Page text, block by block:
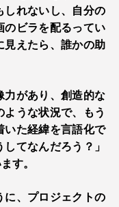
しれないし、自分の
のビラを配るってい
見えたら、誰かの助
力があり、創造的な
ような状況で、もう
いた経緯を言語化で
てなんだろう？」
す。
に、プロジェクトの